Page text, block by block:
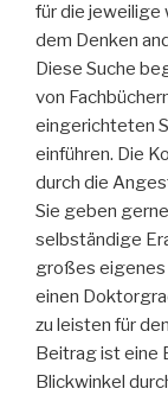
für die jeweilige
dem Denken
Diese Suche
von
eingerichteten
einführen. Die
durch die
Sie geben
selbständige
großes
einen
zu leisten für
Beitrag ist eine
Blickwinkel